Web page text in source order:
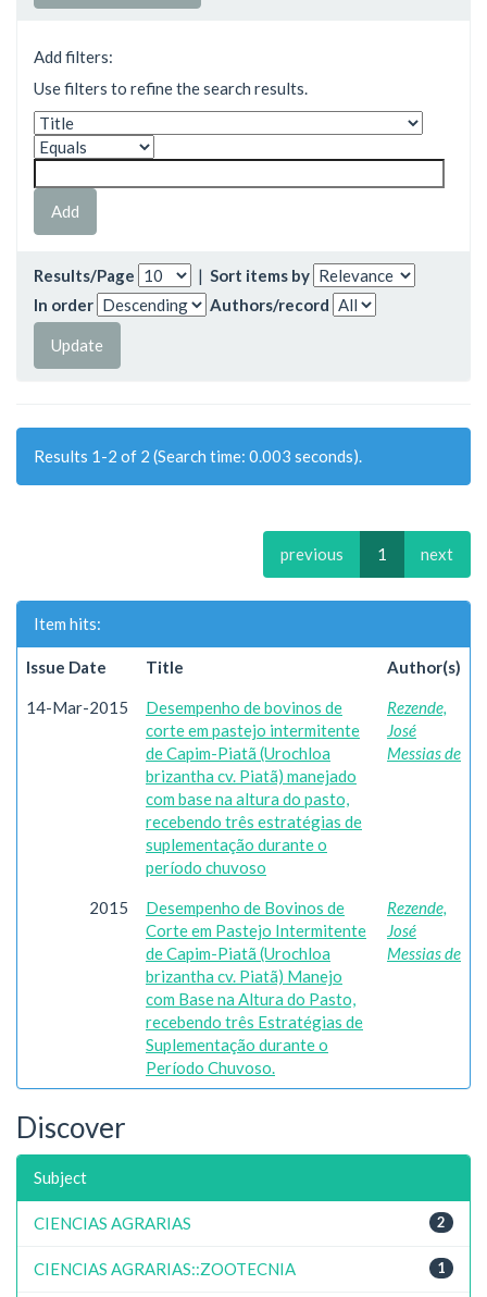
Add filters:
Use filters to refine the search results.
Results/Page | Sort items by
In order
Authors/record
Results 1-2 of 2 (Search time: 0.003 seconds).
previous 1 next
Item hits:
Issue Date Title Author(s)
14-Mar-2015
Desempenho de bovinos de
corte em pastejo intermitente
de Capim-Piatã (Urochloa
brizantha cv. Piatã) manejado
com base na altura do pasto,
recebendo três estratégias de
suplementação durante o
período chuvoso
Rezende,
José
Messias de
2015
Desempenho de Bovinos de
Corte em Pastejo Intermitente
de Capim-Piatã (Urochloa
brizantha cv. Piatã) Manejo
com Base na Altura do Pasto,
recebendo três Estratégias de
Suplementação durante o
Período Chuvoso.
Rezende,
José
Messias de
Discover
Subject
2
CIENCIAS AGRARIAS
1
CIENCIAS AGRARIAS::ZOOTECNIA